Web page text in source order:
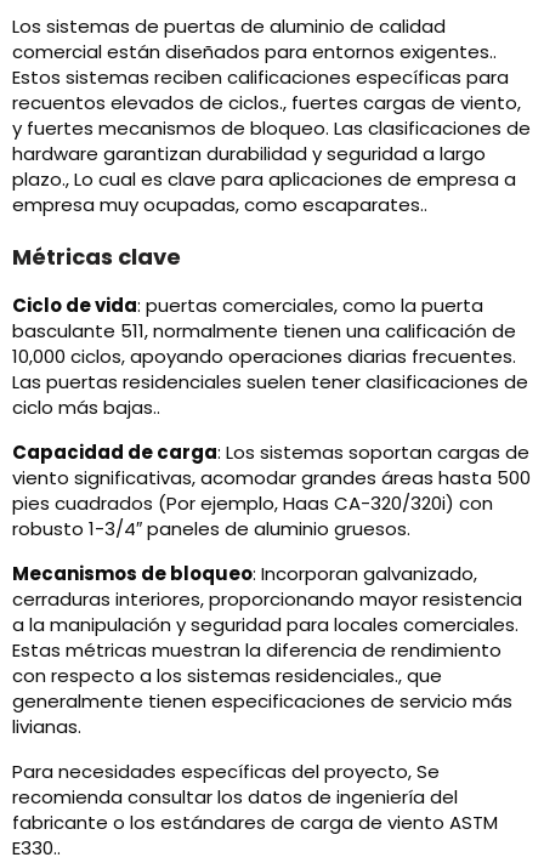
Los sistemas de puertas de aluminio de calidad
comercial están diseñados para entornos exigentes..
Estos sistemas reciben calificaciones específicas para
recuentos elevados de ciclos., fuertes cargas de viento,
y fuertes mecanismos de bloqueo. Las clasificaciones de
hardware garantizan durabilidad y seguridad a largo
plazo., Lo cual es clave para aplicaciones de empresa a
empresa muy ocupadas, como escaparates..
Métricas clave
Ciclo de vida: puertas comerciales, como la puerta
basculante 511, normalmente tienen una calificación de
10,000 ciclos, apoyando operaciones diarias frecuentes.
Las puertas residenciales suelen tener clasificaciones de
ciclo más bajas..
Capacidad de carga: Los sistemas soportan cargas de
viento significativas, acomodar grandes áreas hasta 500
pies cuadrados (Por ejemplo, Haas CA-320/320i) con
robusto 1-3/4″ paneles de aluminio gruesos.
Mecanismos de bloqueo: Incorporan galvanizado,
cerraduras interiores, proporcionando mayor resistencia
a la manipulación y seguridad para locales comerciales.
Estas métricas muestran la diferencia de rendimiento
con respecto a los sistemas residenciales., que
generalmente tienen especificaciones de servicio más
livianas.
Para necesidades específicas del proyecto, Se
recomienda consultar los datos de ingeniería del
fabricante o los estándares de carga de viento ASTM
E330..